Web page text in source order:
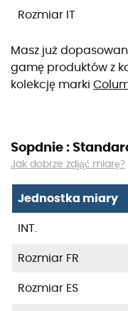
Rozmiar IT
Masz już
gamę produktów z
kolekcję marki
Sopdnie :
Jak dobrze zdjąć miarę?
Jednostka miary
INT.
Rozmiar FR
Rozmiar ES